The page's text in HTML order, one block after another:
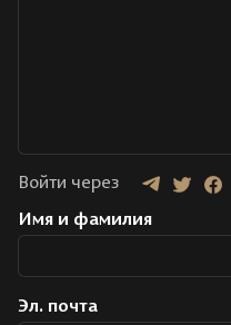
Войти через
Имя и фамилия
Эл. почта